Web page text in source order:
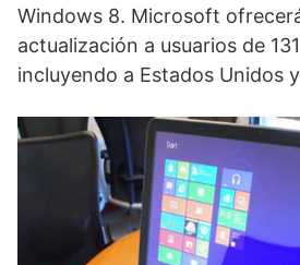
Windows 8. Microsoft
actualización a usuarios de
incluyendo a Estados Unidos